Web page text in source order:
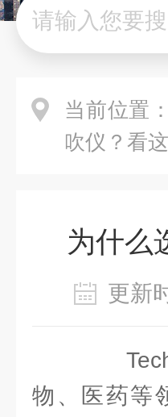
当前位置：
吹仪？看这
为什么
更新
物、医药等